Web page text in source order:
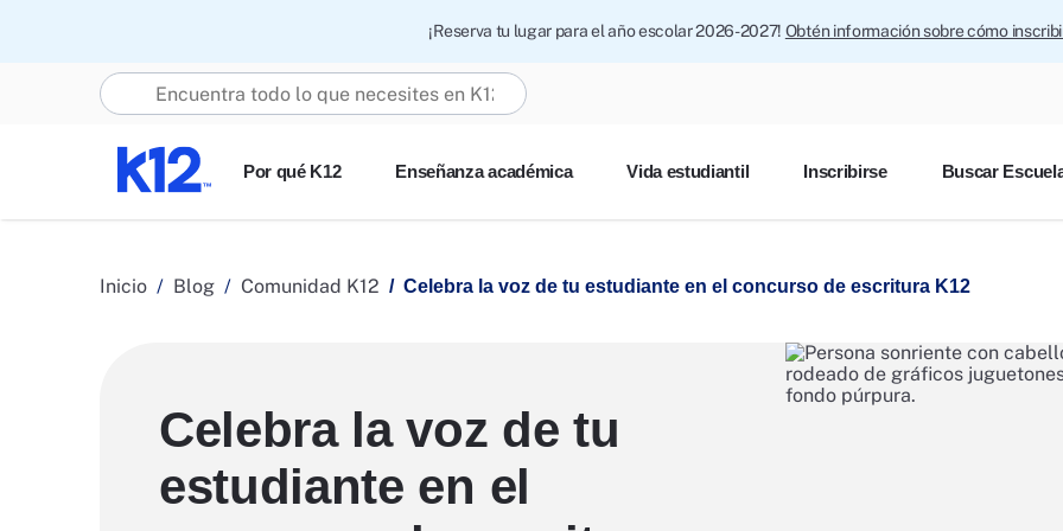
¡Reserva tu lugar para el año escolar 2026-2027! Obtén información sobre cómo
Buscar K12.com
Por qué K12 Enseñanza académica Vida estudiantil Inscribirse Buscar
Inicio Blog Comunidad K12 Celebra la voz de tu estudiante en el concurso de escritura K12
Celebra la voz de tu
estudiante en el